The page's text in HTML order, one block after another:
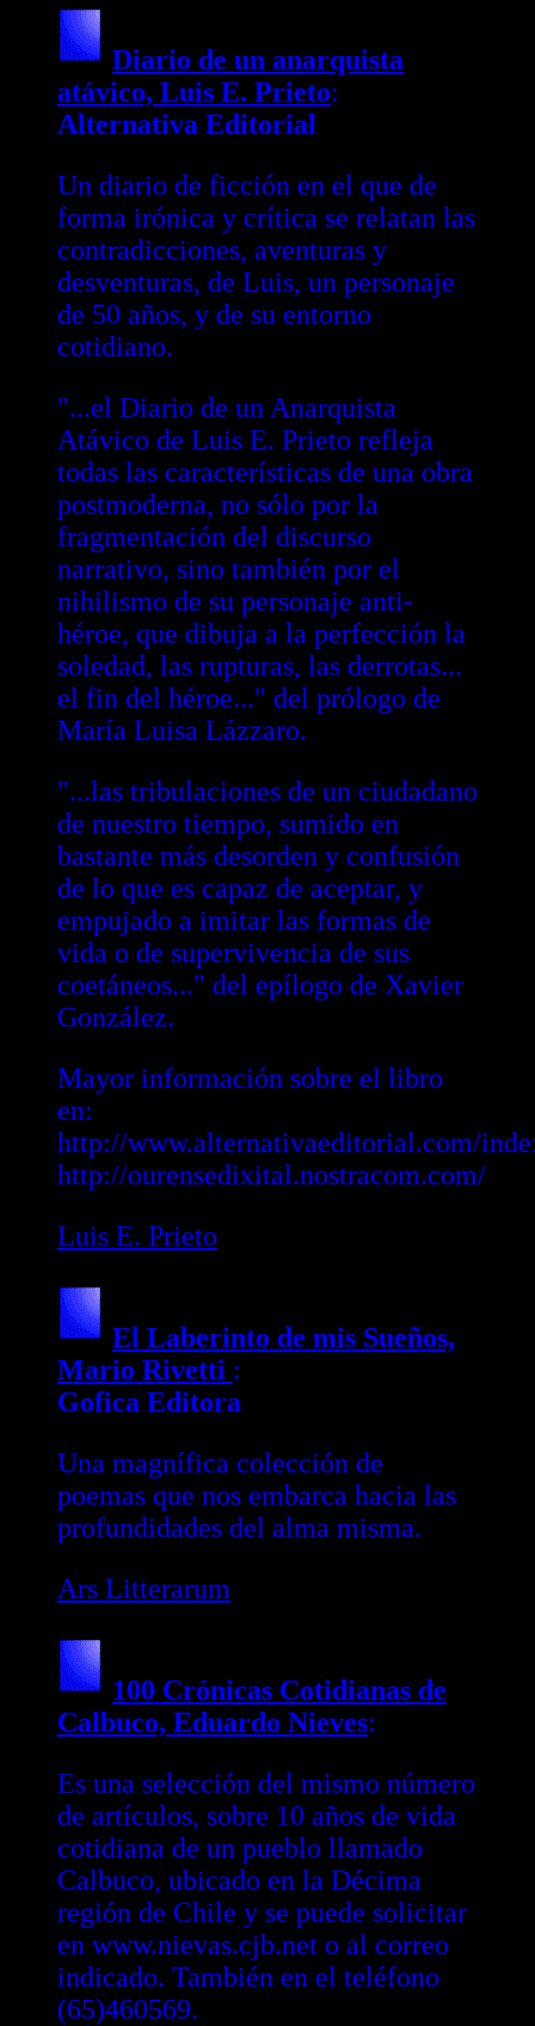
Diario de un anarquista
atávico, Luis E. Prieto:
Alternativa Editorial
Un diario de ficción en el que de
forma irónica y crítica se relatan las
contradicciones, aventuras y
desventuras, de Luis, un personaje
de 50 años, y de su entorno
cotidiano.
"...el Diario de un Anarquista
Atávico de Luis E. Prieto refleja
todas las características de una obra
postmoderna, no sólo por la
fragmentación del discurso
narrativo, sino también por el
nihilismo de su personaje anti-
héroe, que dibuja a la perfección la
soledad, las rupturas, las derrotas...
el fin del héroe..." del prólogo de
María Luisa Lázzaro.
"...las tribulaciones de un ciudadano
de nuestro tiempo, sumido en
bastante más desorden y confusión
de lo que es capaz de aceptar, y
empujado a imitar las formas de
vida o de supervivencia de sus
coetáneos..." del epílogo de Xavier
González.
Mayor información sobre el libro
en:
http://www.alternativaeditorial.com/
http://ourensedixital.nostracom.com/
Luis E. Prieto
El Laberinto de mis Sueños,
Mario Rivetti :
Gofica Editora
Una magnífica colección de
poemas que nos embarca hacia las
profundidades del alma misma.
Ars Litterarum
100 Crónicas Cotidianas de
Calbuco, Eduardo Nieves:
Es una selección del mismo número
de artículos, sobre 10 años de vida
cotidiana de un pueblo llamado
Calbuco, ubicado en la Décima
región de Chile y se puede solicitar
en www.nievas.cjb.net o al correo
indicado. También en el teléfono
(65)460569.